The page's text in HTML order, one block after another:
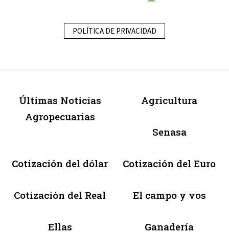
POLÍTICA DE PRIVACIDAD
Últimas Noticias
Agropecuarias
Agricultura
Senasa
Cotización del dólar Cotización del Euro
Cotización del Real El campo y vos
Ellas Ganadería